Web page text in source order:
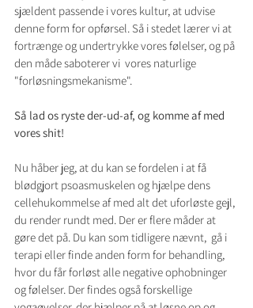
sjældent passende i vores kultur, at udvise
denne form for opførsel. Så i stedet lærer vi at
fortrænge og undertrykke vores følelser, og på
den måde saboterer vi  vores naturlige
"forløsningsmekanisme".
Så lad os ryste der-ud-af, og komme af med
vores shit!
Nu håber jeg, at du kan se fordelen i at få
blødgjort psoasmuskelen og hjælpe dens
cellehukommelse af med alt det uforløste gejl,
du render rundt med. Der er flere måder at
gøre det på. Du kan som tidligere nævnt,  gå i
terapi eller finde anden form for behandling,
hvor du får forløst alle negative ophobninger
og følelser. Der findes også forskellige